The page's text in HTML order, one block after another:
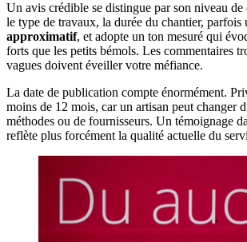
Un avis crédible se distingue par son niveau
le type de travaux, la durée du chantier, parfois
approximatif, et adopte un ton mesuré qui
forts que les petits bémols. Les commentaires
vagues doivent éveiller votre méfiance.
La date de publication compte énormément.
moins de 12 mois, car un artisan peut changer
méthodes ou de fournisseurs. Un témoignage
reflète plus forcément la qualité actuelle du